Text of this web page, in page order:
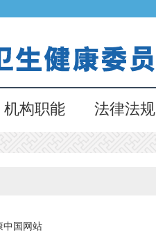
机构职能 法律法规
中国网站